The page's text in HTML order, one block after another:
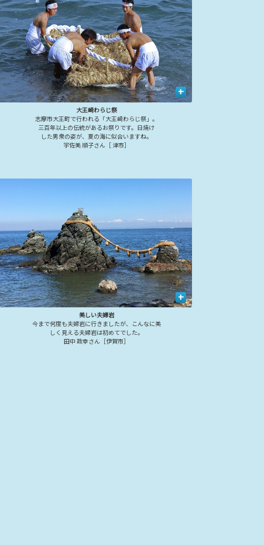
+
大王崎わらじ祭
志摩市大王町で行われる「大王崎わらじ祭」。
三百年以上の伝統があるお祭りです。日焼け
した男衆の姿が、夏の海に似合いますね。
宇佐美 順子さん［ 津市］
+
美しい夫婦岩
今まで何度も夫婦岩に行きましたが、こんなに美
しく見える夫婦岩は初めてでした。
田中 政幸さん［伊賀市］